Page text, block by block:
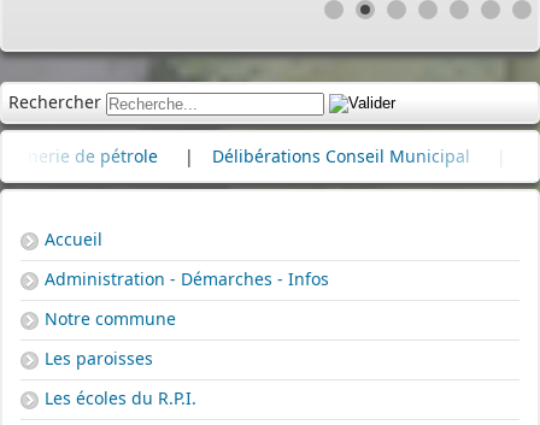
Rechercher
de pétrole | Délibérations Conseil Municipal | Cimetière
Accueil
Administration - Démarches - Infos
Notre commune
Les paroisses
Les écoles du R.P.I.